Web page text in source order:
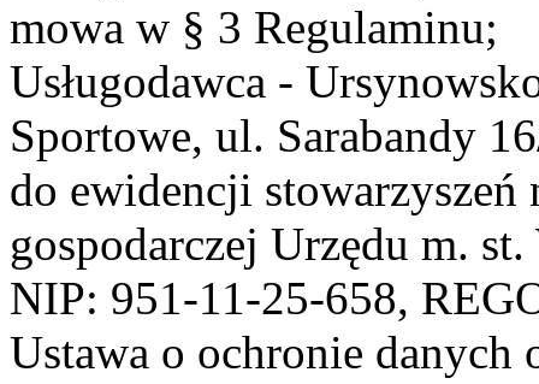
mowa w § 3 Regulaminu;
Usługodawca -
Sportowe, ul. Sarabandy
do ewidencji stowarzyszeń
gospodarczej Urzędu m.
NIP: 951-11-25-658,
Ustawa o ochronie danych